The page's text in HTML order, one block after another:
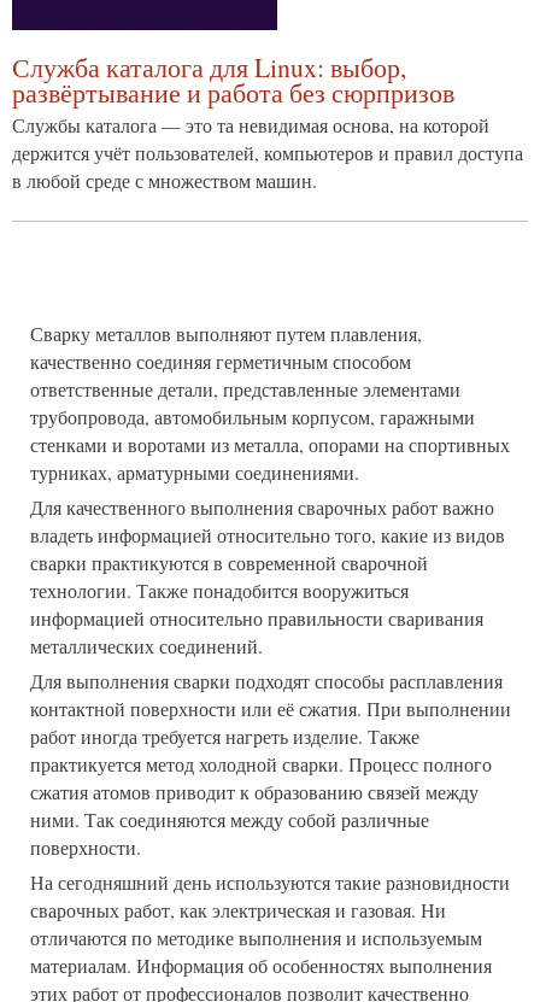
Служба каталога для Linux: выбор,
развёртывание и работа без сюрпризов
Службы каталога — это та невидимая основа, на которой
держится учёт пользователей, компьютеров и правил доступа
в любой среде с множеством машин.
Сварку металлов выполняют путем плавления,
качественно соединяя герметичным способом
ответственные детали, представленные элементами
трубопровода, автомобильным корпусом, гаражными
стенками и воротами из металла, опорами на спортивных
турниках, арматурными соединениями.
Для качественного выполнения сварочных работ важно
владеть информацией относительно того, какие из видов
сварки практикуются в современной сварочной
технологии. Также понадобится вооружиться
информацией относительно правильности сваривания
металлических соединений.
Для выполнения сварки подходят способы расплавления
контактной поверхности или её сжатия. При выполнении
работ иногда требуется нагреть изделие. Также
практикуется метод холодной сварки. Процесс полного
сжатия атомов приводит к образованию связей между
ними. Так соединяются между собой различные
поверхности.
договорные
матчи
развод
На сегодняшний день используются такие разновидности
сварочных работ, как электрическая и газовая. Ни
отличаются по методике выполнения и используемым
материалам. Информация об особенностях выполнения
этих работ от профессионалов позволит качественно